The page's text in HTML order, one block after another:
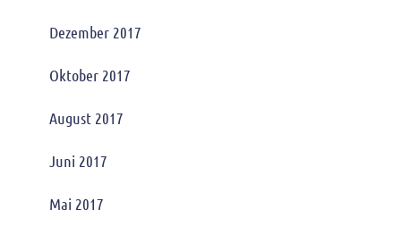
Dezember 2017
Oktober 2017
August 2017
Juni 2017
Mai 2017